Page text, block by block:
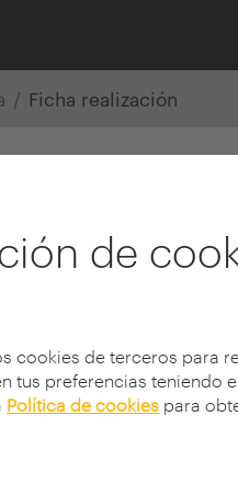
de
cookies de terceros para
tus preferencias teniendo
Política de cookies para
Ficha realización